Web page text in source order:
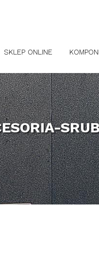
SKLEP ONLINE